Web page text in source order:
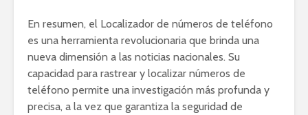
En resumen, el Localizador de números de teléfono
es una herramienta revolucionaria que brinda una
nueva dimensión a las noticias nacionales. Su
capacidad para rastrear y localizar números de
teléfono permite una investigación más profunda y
precisa, a la vez que garantiza la seguridad de